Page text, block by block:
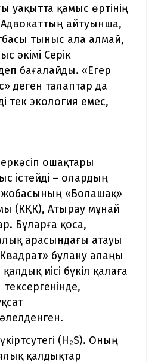
уақытта қамыс өртінің
айтуынша,
тыныс ала алмай,
әкімі Серік
бағалайды. «Егер
деген талаптар да
тек экология емес,
ошақтары
істейді – олардың
жобасының «Болашақ»
(КҚК), Атырау мұнай
Бұларға қоса,
арасындағы атауы
булану алаңы
иісі бүкіл қалаға
(H₂S). Оның
қалдықтар